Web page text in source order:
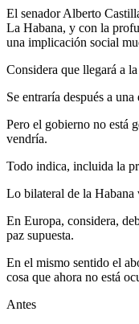
El senador Alberto
La Habana, y con la
una implicación social
Considera que llegará a
Se entraría después a
Pero el gobierno no está
vendría.
Todo indica, incluida la
Lo bilateral de la Habana
En Europa, considera,
paz supuesta.
En el mismo sentido el
cosa que ahora no está
Antes